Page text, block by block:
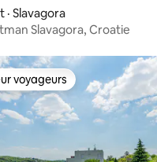
Slavagora
Slavagora, Croatie
voyageurs
voyageurs